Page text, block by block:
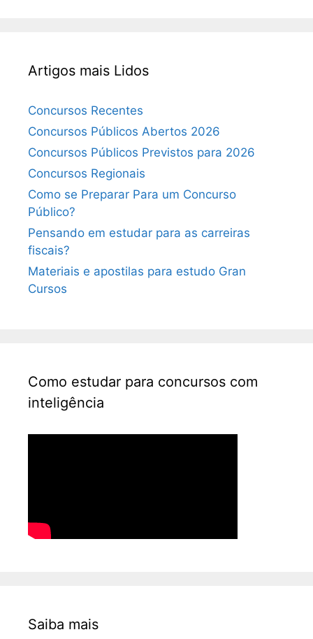
Artigos mais Lidos
Concursos Recentes
Concursos Públicos Abertos 2026
Concursos Públicos Previstos para 2026
Concursos Regionais
Como se Preparar Para um Concurso
Público?
Pensando em estudar para as carreiras
fiscais?
Materiais e apostilas para estudo Gran
Cursos
Como estudar para concursos com
inteligência
Saiba mais